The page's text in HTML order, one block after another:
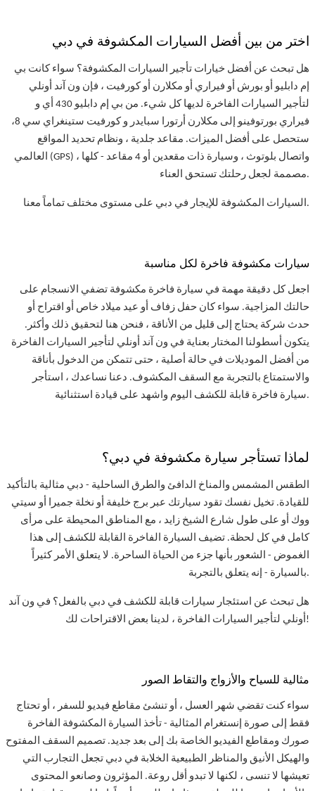
اختر من بين أفضل السيارات المكشوفة في دبي
هل تبحث عن أفضل خيارات تأجير السيارات المكشوفة؟ سواء كانت بي
إم دابليو أو بورش أو فيراري أو مكلارن أو كورفيت ، فإن ون آند أونلي
لتأجير السيارات الفاخرة لديها كل شيء. من بي إم دابليو 430 أي و
فيراري بورتوفينو إلى مكلارن أرتورا سبايدر و كورفيت ستينغراي سي 8،
ستحصل على أفضل الميزات. مقاعد جلدية ، ونظام تحديد المواقع
العالمي (GPS) ، واتصال بلوتوث ، وسيارة ذات مقعدين أو 4 مقاعد - كلها
مصممة لجعل رحلتك تستحق العناء.
السيارات المكشوفة للإيجار في دبي على مستوى مختلف تماماً معنا.
سيارات مكشوفة فاخرة لكل مناسبة
اجعل كل دقيقة مهمة في سيارة فاخرة مكشوفة تضفي الانسجام على
حالتك المزاجية. سواء كان حفل زفاف أو عيد ميلاد خاص أو اقتراح أو
حدث شركة يحتاج إلى قليل من الأناقة ، فنحن هنا لتحقيق ذلك وأكثر.
يتكون أسطولنا المختار بعناية في ون آند أونلي لتأجير السيارات الفاخرة
من أفضل الموديلات في حالة أصلية ، حتى تتمكن من الدخول بأناقة
والاستمتاع بالتجربة مع السقف المكشوف. دعنا نساعدك ، استأجر
سيارة فاخرة قابلة للكشف اليوم واشهد على قيادة استثنائية.
لماذا تستأجر سيارة مكشوفة في دبي؟
الطقس المشمس والمناخ الدافئ والطرق الساحلية - دبي مثالية بالتأكيد
للقيادة. تخيل نفسك تقود سيارتك عبر برج خليفة أو نخلة جميرا أو سيتي
ووك أو على طول شارع الشيخ زايد ، مع المناطق المحيطة على مرأى
كامل في كل لحظة. تضيف السيارة الفاخرة القابلة للكشف إلى هذا
الغموض - الشعور بأنها جزء من الحياة الساحرة. لا يتعلق الأمر كثيراً
بالسيارة - إنه يتعلق بالتجربة.
هل تبحث عن استئجار سيارات قابلة للكشف في دبي بالفعل؟ في ون آند
أونلي لتأجير السيارات الفاخرة ، لدينا بعض الاقتراحات لك!
مثالية للسياح والأزواج والتقاط الصور
سواء كنت تقضي شهر العسل ، أو تنشئ مقاطع فيديو للسفر ، أو تحتاج
فقط إلى صورة إنستغرام المثالية - تأخذ السيارة المكشوفة الفاخرة
صورك ومقاطع الفيديو الخاصة بك إلى بعد جديد. تصميم السقف المفتوح
والهيكل الأنيق والمناظر الطبيعية الخلابة في دبي تجعل التجارب التي
تعيشها لا تنسى ، لكنها لا تبدو أقل روعة. المؤثرون وصانعو المحتوى